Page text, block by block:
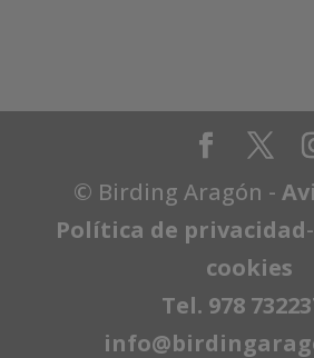
© Birding Aragón -
Política de privacidad-
cookies
Tel. 978